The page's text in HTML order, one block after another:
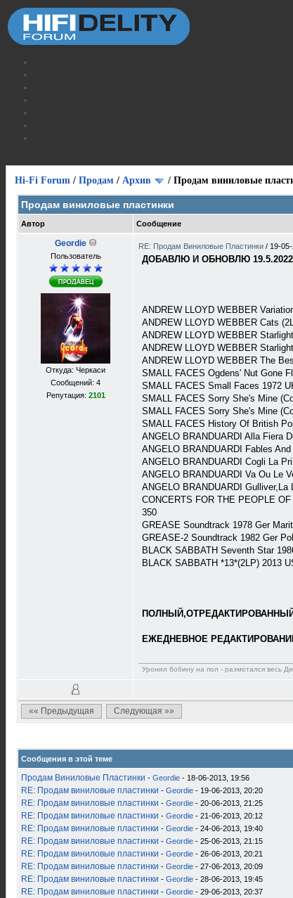
Hi-Fi Forum / Продам / Архив / Продам виниловые
Продам виниловые пластинки
Автор Сообщение
Geordie
Пользователь
Откуда: Черкаси
Сообщений: 4
Репутация: 2101
RE: Продам Виниловые Пластинки / 19-
ДОБАВЛЮ И ОБНОВЛЮ
ANDREW LLOYD WEBBER
ANDREW LLOYD WEBBER Cats
ANDREW LLOYD WEBBER
ANDREW LLOYD WEBBER
ANDREW LLOYD WEBBER The
SMALL FACES Ogdens' Nut Gone
SMALL FACES Small Faces 1972
SMALL FACES Sorry She's Mine
SMALL FACES Sorry She's Mine
SMALL FACES History Of British
ANGELO BRANDUARDI Alla Fiera
ANGELO BRANDUARDI Fables
ANGELO BRANDUARDI Cogli La
ANGELO BRANDUARDI Va Ou Le
ANGELO BRANDUARDI
CONCERTS FOR THE PEOPLE
350
GREASE Soundtrack 1978 Ger
GREASE-2 Soundtrack 1982 Ger
BLACK SABBATH Seventh Star
BLACK SABBATH *13*(2LP) 2013
ЕЖЕДНЕВНОЕ
Уронил бобину на пол - размотался весь
«« Предыдущая Следующая »»
Сообщения в этой теме
Продам Виниловые Пластинки - Geordie - 18-06-2013, 19:56
RE: Продам виниловые пластинки - Geordie - 19-06-2013, 20:20
RE: Продам виниловые пластинки - Geordie - 20-06-2013, 21:25
RE: Продам виниловые пластинки - Geordie - 21-06-2013, 20:12
RE: Продам виниловые пластинки - Geordie - 24-06-2013, 19:40
RE: Продам виниловые пластинки - Geordie - 25-06-2013, 21:15
RE: Продам виниловые пластинки - Geordie - 26-06-2013, 20:21
RE: Продам виниловые пластинки - Geordie - 27-06-2013, 20:09
RE: Продам виниловые пластинки - Geordie - 28-06-2013, 19:45
RE: Продам виниловые пластинки - Geordie - 29-06-2013, 20:37